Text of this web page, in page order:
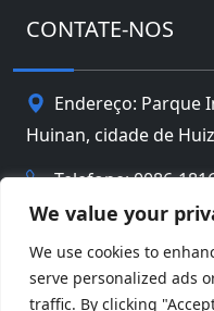
We value your
We use cookies to
serve personalized ads
traffic. By clicking
CONTATE-NOS
Endereço: Parque
Huinan, cidade de
Telefone: 0086-